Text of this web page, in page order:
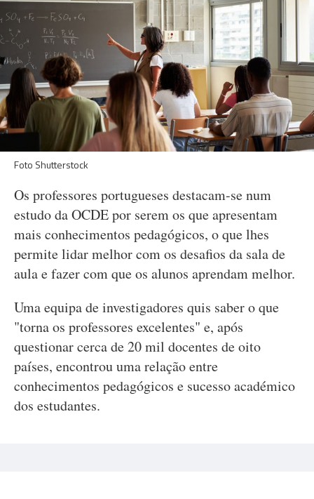
Foto Shutterstock
Os professores portugueses destacam-se num
estudo da OCDE por serem os que apresentam
mais conhecimentos pedagógicos, o que lhes
permite lidar melhor com os desafios da sala de
aula e fazer com que os alunos aprendam melhor.
Uma equipa de investigadores quis saber o que
"torna os professores excelentes" e, após
questionar cerca de 20 mil docentes de oito
países, encontrou uma relação entre
conhecimentos pedagógicos e sucesso académico
dos estudantes.